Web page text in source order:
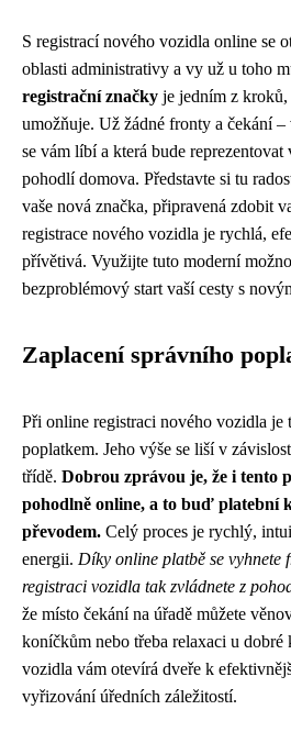
S registrací nového vozidla online se
oblasti administrativy a vy už u toho
registrační značky je jedním z
umožňuje. Už žádné fronty a čekání –
se vám líbí a která bude
pohodlí domova. Představte si tu
vaše nová značka, připravená zdobit
registrace nového vozidla je rychlá,
přívětivá. Využijte tuto moderní
bezproblémový start vaší cesty s
Zaplacení správního
Při online registraci nového vozidla je
poplatkem. Jeho výše se liší v
třídě. Dobrou zprávou je, že i tento
pohodlně online, a to buď platební
převodem. Celý proces je rychlý,
energii. Díky online platbě se vyhnete
registraci vozidla tak zvládnete z
že místo čekání na úřadě můžete
koníčkům nebo třeba relaxaci u dobré
vozidla vám otevírá dveře k
vyřizování úředních záležitostí.